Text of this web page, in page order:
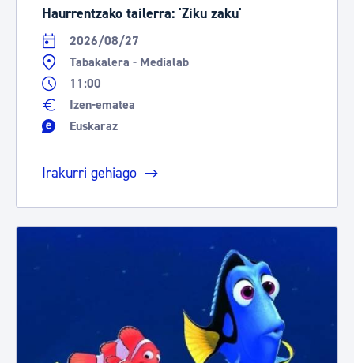
Haurrentzako tailerra: 'Ziku zaku'
2026/08/27
Tabakalera - Medialab
11:00
Izen-ematea
Euskaraz
Irakurri gehiago